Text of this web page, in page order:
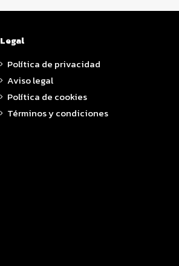
Legal
Política de privacidad
Aviso legal
Política de cookies
Términos y condiciones